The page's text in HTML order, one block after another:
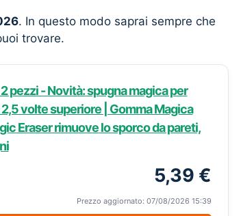
. In questo modo saprai sempre che
trovare.
pezzi - Novità: spugna magica per
volte superiore | Gomma Magica
Eraser rimuove lo sporco da pareti,
5,39 €
Prezzo aggiornato: 07/08/2026 15:39